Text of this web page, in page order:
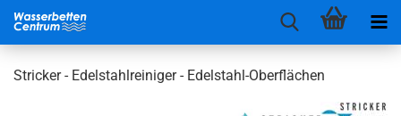
Stricker - Edelstahlreiniger - Edelstahl-Oberflächen